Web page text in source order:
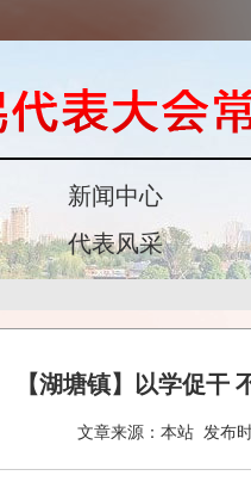
新闻中心
代表风采
【湖塘镇】以学促干
文章来源： 本站 发布